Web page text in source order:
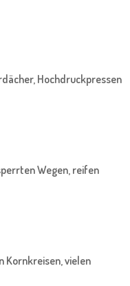
Hochdruckpressen
Wegen, reifen
Kornkreisen, vielen